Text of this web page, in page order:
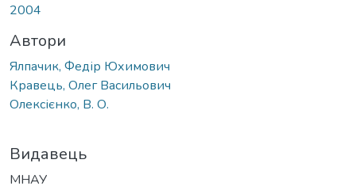
2004
Автори
Ялпачик, Федір Юхимович
Кравець, Олег Васильович
Олексієнко, В. О.
Видавець
МНАУ